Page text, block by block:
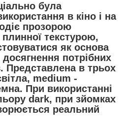
була
в кіно і на
прозорою
текстурою,
як основа
потрібних
Представлена в трьох
medium -
При використанні
dark, при зйомках
реальний